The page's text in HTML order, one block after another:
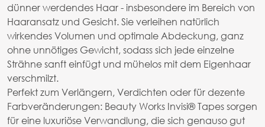
dünner werdendes Haar - insbesondere im Bereich von
Haaransatz und Gesicht. Sie verleihen natürlich
wirkendes Volumen und optimale Abdeckung, ganz
ohne unnötiges Gewicht, sodass sich jede einzelne
Strähne sanft einfügt und mühelos mit dem Eigenhaar
verschmilzt.
Perfekt zum Verlängern, Verdichten oder für dezente
Farbveränderungen: Beauty Works Invisi® Tapes sorgen
für eine luxuriöse Verwandlung, die sich genauso gut